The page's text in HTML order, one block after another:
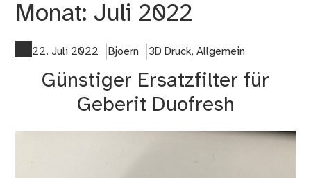
Monat: Juli 2022
22. Juli 2022 Bjoern 3D Druck, Allgemein
Günstiger Ersatzfilter für
Geberit Duofresh